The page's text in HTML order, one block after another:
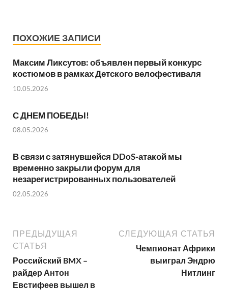
ПОХОЖИЕ ЗАПИСИ
Максим Ликсутов: объявлен первый конкурс
костюмов в рамках Детского велофестиваля
10.05.2026
С ДНЕМ ПОБЕДЫ!
08.05.2026
В связи с затянувшейся DDoS-атакой мы
временно закрыли форум для
незарегистрированных пользователей
02.05.2026
ПРЕДЫДУЩАЯ
СТАТЬЯ
Российский BMX –
райдер Антон
Евстифеев вышел в
СЛЕДУЮЩАЯ СТАТЬЯ
Чемпионат Африки
выиграл Эндрю
Нитлинг